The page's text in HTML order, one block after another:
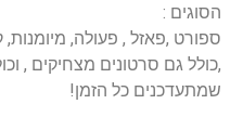
הסוגים :
ספורט ,פאזל , פעולה,
,כולל גם סרטונים מצחיקים ,
שמתעדכנים כל הזמן!